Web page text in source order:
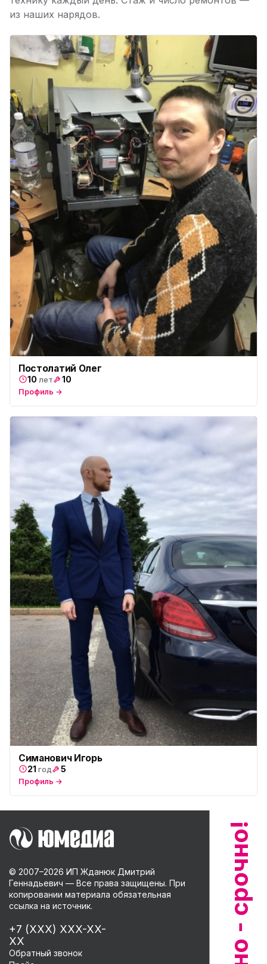
из наших нарядов.
Постолатий Олег
10 лет 10
Профиль →
Симанович Игорь
21 год 5
Профиль →
© 2007–2026 ИП Жданюк Дмитрий
Геннадьевич — Все права защищены. При
копировании материала обязательная
ссылка на источник.
+7 (XXX) XXX-XX-
XX
Обратный звонок